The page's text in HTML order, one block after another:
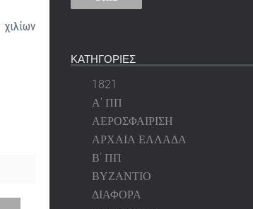
ΚΑΤΗΓΟΡΙΕΣ
1821
Α' ΠΠ
ΑΕΡΟΣΦΑΙΡΙΣΗ
ΑΡΧΑΙΑ ΕΛΛΑΔΑ
Β' ΠΠ
ΒΥΖΑΝΤΙΟ
ΔΙΑΦΟΡΑ